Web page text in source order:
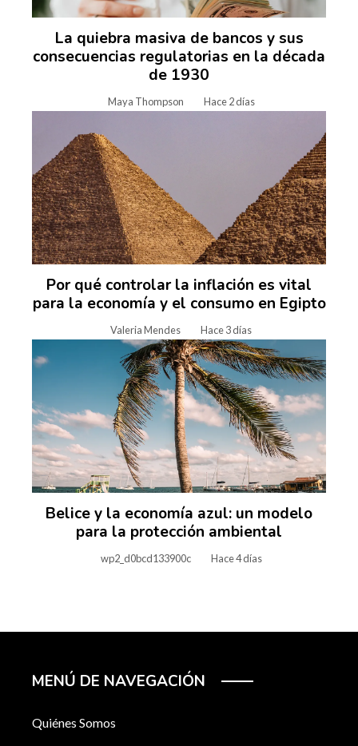
La quiebra masiva de bancos y sus
consecuencias regulatorias en la década
de 1930
Maya Thompson Hace 2 días
Por qué controlar la inflación es vital
para la economía y el consumo en Egipto
Valeria Mendes Hace 3 días
Belice y la economía azul: un modelo
para la protección ambiental
wp2_d0bcd133900c Hace 4 días
MENÚ DE NAVEGACIÓN
Quiénes Somos